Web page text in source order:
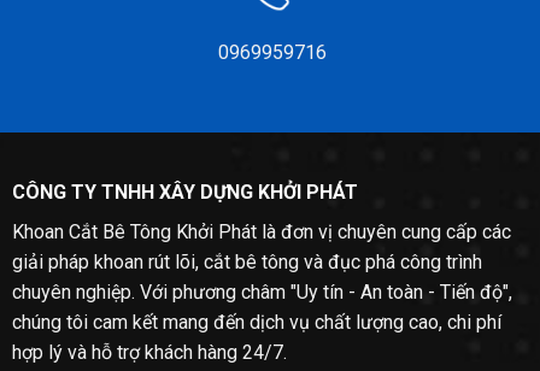
0969959716
CÔNG TY TNHH XÂY DỰNG KHỞI PHÁT
Khoan Cắt Bê Tông Khởi Phát là đơn vị chuyên cung cấp các
giải pháp khoan rút lõi, cắt bê tông và đục phá công trình
chuyên nghiệp. Với phương châm "Uy tín - An toàn - Tiến độ",
chúng tôi cam kết mang đến dịch vụ chất lượng cao, chi phí
hợp lý và hỗ trợ khách hàng 24/7.